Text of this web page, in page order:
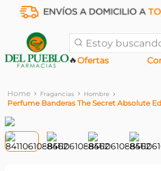
Estoy buscando...
Ofertas
🔥
Fragancias Hombre
Perfume Banderas The Secret Absolute